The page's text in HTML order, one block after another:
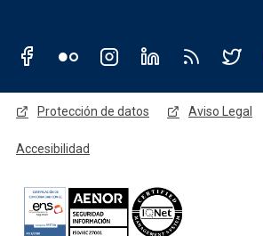
Redes sociales JCCM
Menú legal
Protección de datos Aviso Legal
Accesibilidad